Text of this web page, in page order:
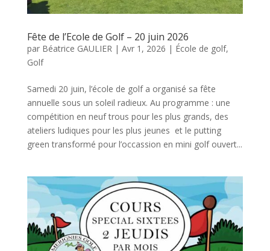
Fête de l’Ecole de Golf – 20 juin 2026
par Béatrice GAULIER| Avr 1, 2026 | École de golf,
Golf
Samedi 20 juin, l’école de golf a organisé sa fête
annuelle sous un soleil radieux. Au programme : une
compétition en neuf trous pour les plus grands, des
ateliers ludiques pour les plus jeunes et le putting
green transformé pour l’occassion en mini golf ouvert...